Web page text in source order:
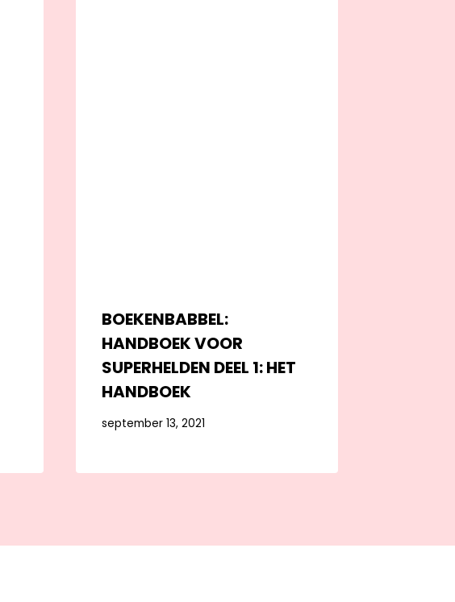
BOEKENBABBEL:
HANDBOEK VOOR
SUPERHELDEN DEEL 1: HET
HANDBOEK
september 13, 2021